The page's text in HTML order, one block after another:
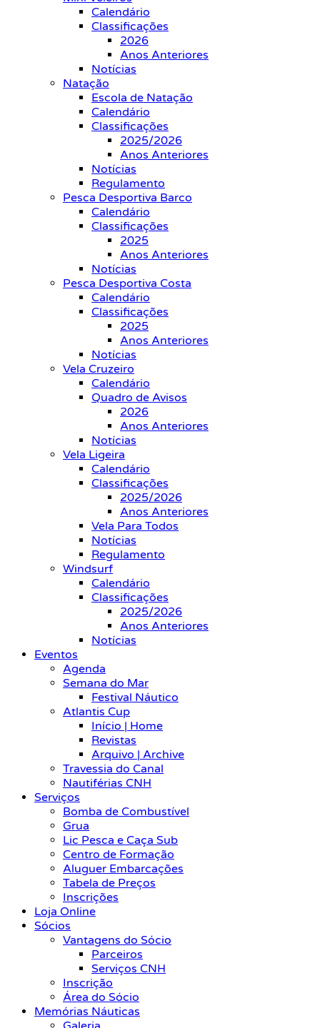
Calendário
Classificações
2026
Anos Anteriores
Notícias
Natação
Escola de Natação
Calendário
Classificações
2025/2026
Anos Anteriores
Notícias
Regulamento
Pesca Desportiva Barco
Calendário
Classificações
2025
Anos Anteriores
Notícias
Pesca Desportiva Costa
Calendário
Classificações
2025
Anos Anteriores
Notícias
Vela Cruzeiro
Calendário
Quadro de Avisos
2026
Anos Anteriores
Notícias
Vela Ligeira
Calendário
Classificações
2025/2026
Anos Anteriores
Vela Para Todos
Notícias
Regulamento
Windsurf
Calendário
Classificações
2025/2026
Anos Anteriores
Notícias
Eventos
Agenda
Semana do Mar
Festival Náutico
Atlantis Cup
Início | Home
Revistas
Arquivo | Archive
Travessia do Canal
Nautiférias CNH
Serviços
Bomba de Combustível
Grua
Lic Pesca e Caça Sub
Centro de Formação
Aluguer Embarcações
Tabela de Preços
Inscrições
Loja Online
Sócios
Vantagens do Sócio
Parceiros
Serviços CNH
Inscrição
Área do Sócio
Memórias Náuticas